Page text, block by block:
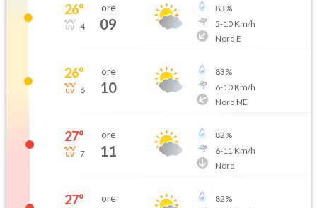
26°
4
ore
09
83%
5-10Km/h
Nord E
26°
6
ore
10
83%
6-10Km/h
Nord NE
27°
7
ore
11
82%
6-11 Km/h
Nord
27° ore 82%